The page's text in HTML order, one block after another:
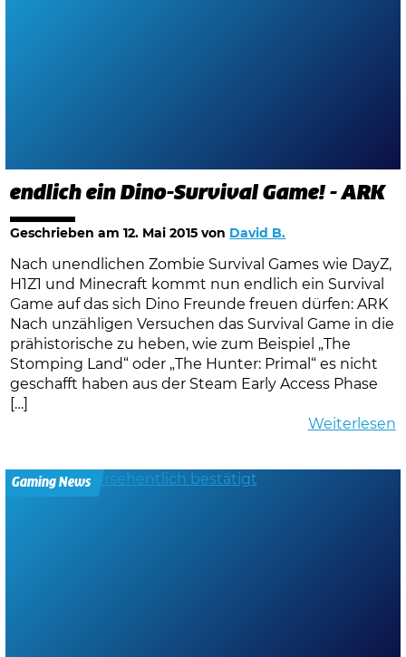
endlich ein Dino-Survival Game! - ARK
Geschrieben am12. Mai 2015 von David B.
Nach unendlichen Zombie Survival Games wie DayZ,
H1Z1 und Minecraft kommt nun endlich ein Survival
Game auf das sich Dino Freunde freuen dürfen: ARK
Nach unzähligen Versuchen das Survival Game in die
prähistorische zu heben, wie zum Beispiel „The
Stomping Land“ oder „The Hunter: Primal“ es nicht
geschafft haben aus der Steam Early Access Phase
[…]
Weiterlesen
Gaming News